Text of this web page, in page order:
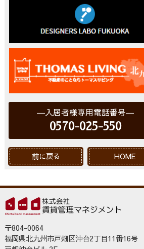
入居者様専用電話番号
0570-025-550
前に戻る HOME
〒804-0064
福岡県北九州市戸畑区沖台2丁目11番16号